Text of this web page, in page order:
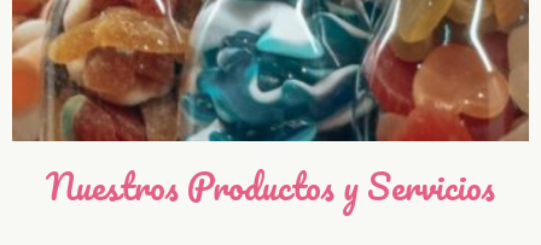
Nuestros Productos y Servicios